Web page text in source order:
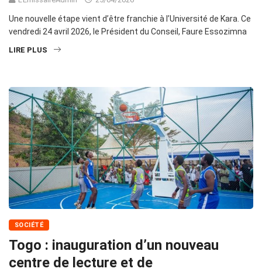
Une nouvelle étape vient d’être franchie à l’Université de Kara. Ce
vendredi 24 avril 2026, le Président du Conseil, Faure Essozimna
LIRE PLUS
SOCIÉTÉ
Togo : inauguration d’un nouveau
centre de lecture et de